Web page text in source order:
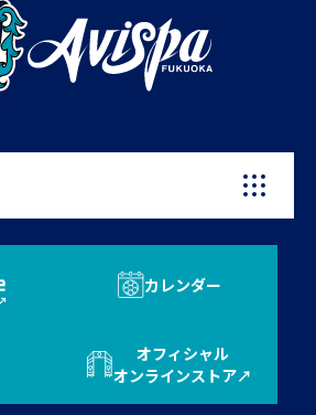
カレンダー
オフィシャル
オンラインストア